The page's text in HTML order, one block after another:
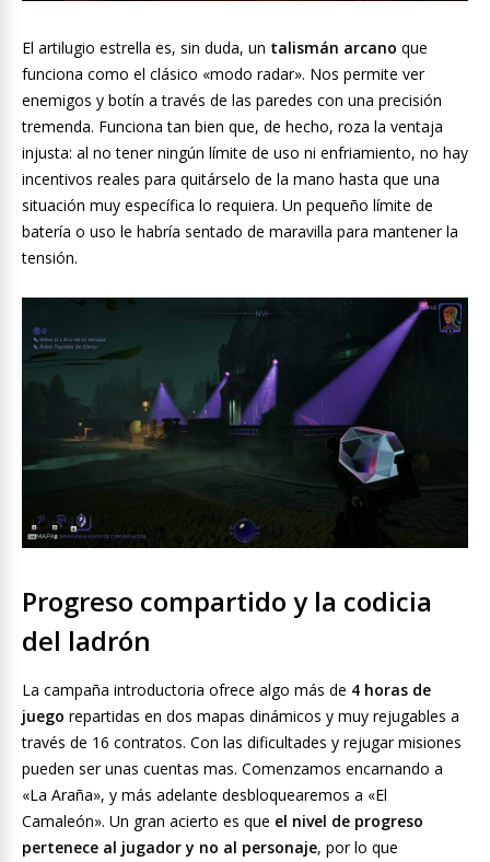
El artilugio estrella es, sin duda, un talismán arcano que
funciona como el clásico «modo radar». Nos permite ver
enemigos y botín a través de las paredes con una precisión
tremenda. Funciona tan bien que, de hecho, roza la ventaja
injusta: al no tener ningún límite de uso ni enfriamiento, no hay
incentivos reales para quitárselo de la mano hasta que una
situación muy específica lo requiera. Un pequeño límite de
batería o uso le habría sentado de maravilla para mantener la
tensión.
Progreso compartido y la codicia
del ladrón
La campaña introductoria ofrece algo más de 4 horas de
juego repartidas en dos mapas dinámicos y muy rejugables a
través de 16 contratos. Con las dificultades y rejugar misiones
pueden ser unas cuentas mas. Comenzamos encarnando a
«La Araña», y más adelante desbloquearemos a «El
Camaleón». Un gran acierto es que el nivel de progreso
pertenece al jugador y no al personaje, por lo que